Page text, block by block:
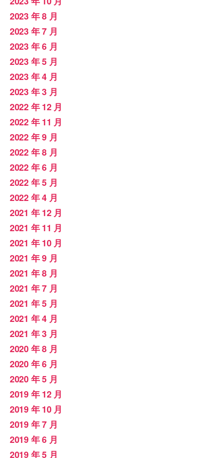
2023 年 8 月
2023 年 7 月
2023 年 6 月
2023 年 5 月
2023 年 4 月
2023 年 3 月
2022 年 12 月
2022 年 11 月
2022 年 9 月
2022 年 8 月
2022 年 6 月
2022 年 5 月
2022 年 4 月
2021 年 12 月
2021 年 11 月
2021 年 10 月
2021 年 9 月
2021 年 8 月
2021 年 7 月
2021 年 5 月
2021 年 4 月
2021 年 3 月
2020 年 8 月
2020 年 6 月
2020 年 5 月
2019 年 12 月
2019 年 10 月
2019 年 7 月
2019 年 6 月
2019 年 5 月